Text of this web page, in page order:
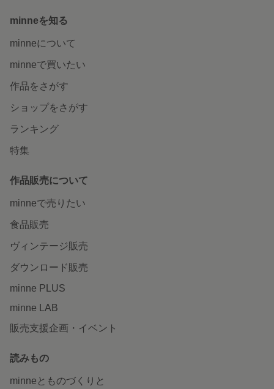
minneを知る
minneについて
minneで買いたい
作品をさがす
ショップをさがす
ランキング
特集
作品販売について
minneで売りたい
食品販売
ヴィンテージ販売
ダウンロード販売
minne PLUS
minne LAB
販売支援企画・イベント
読みもの
minneとものづくりと